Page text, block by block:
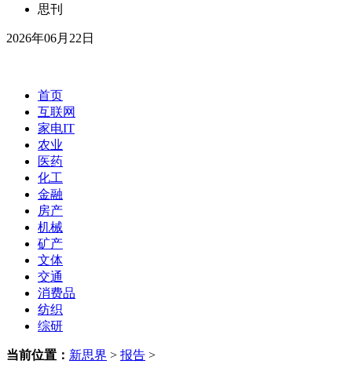
思刊
2026年06月22日
首页
互联网
家电IT
农业
医药
化工
金融
房产
机械
矿产
文体
交通
消费品
纺织
综研
当前位置： 新思界 > 报告 >